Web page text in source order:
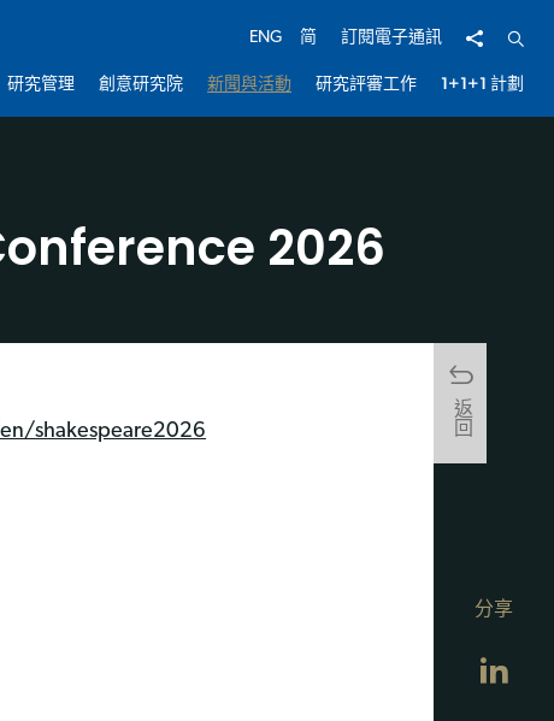
ENG 简 訂閱電子通訊 分享 開啟
研究管理 創意研究院 新聞與活動 研究評審工作 1+1+1 計劃
2026
返回
shakespeare2026
分享